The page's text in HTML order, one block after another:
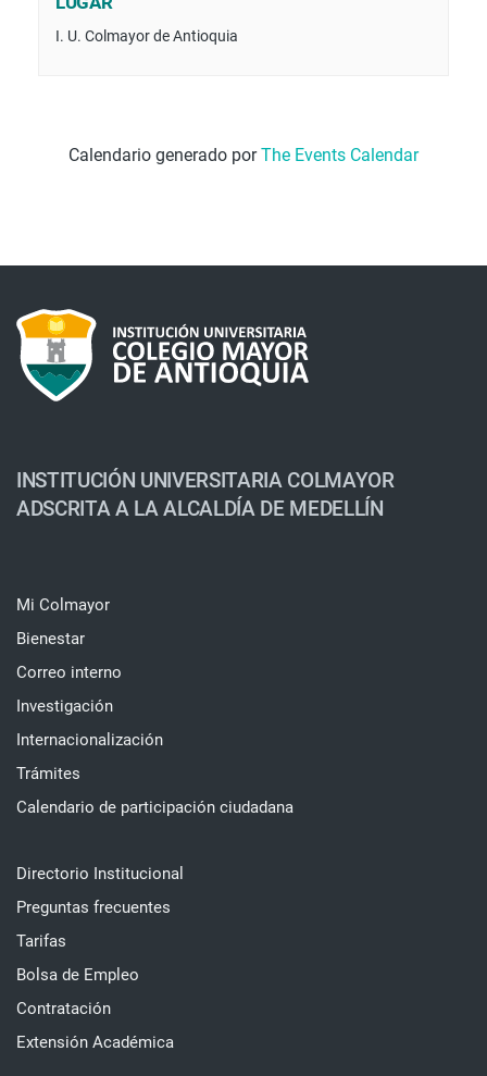
I. U. Colmayor de Antioquia
Calendario generado porThe Events Calendar
INSTITUCIÓN UNIVERSITARIA COLMAYOR
ADSCRITA A LA ALCALDÍA DE MEDELLÍN
Mi Colmayor
Bienestar
Correo interno
Investigación
Internacionalización
Trámites
Calendario de participación ciudadana
Directorio Institucional
Preguntas frecuentes
Tarifas
Bolsa de Empleo
Contratación
Extensión Académica